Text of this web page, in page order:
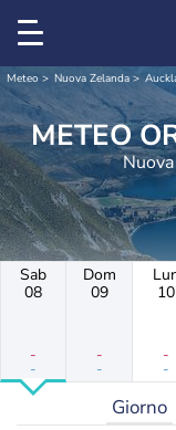
Meteo Nuova Zelanda
Sab
08
-
-
Dom
09
-
-
10
-
-
Giorno